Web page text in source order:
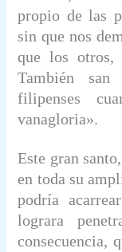
propio de las
sin que nos
que los otros,
También
filipenses
vanagloria».
Este gran
en toda su
podría
lograra
consecuencia,